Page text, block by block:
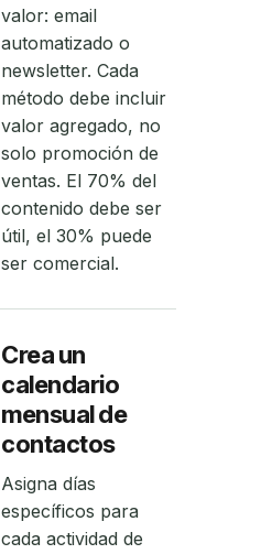
valor: email
automatizado o
newsletter. Cada
método debe incluir
valor agregado, no
solo promoción de
ventas. El 70% del
contenido debe ser
útil, el 30% puede
ser comercial.
Crea un
calendario
mensual de
contactos
Asigna días
específicos para
cada actividad de